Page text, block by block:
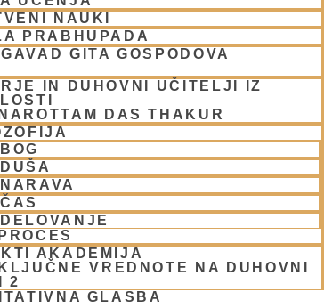
NAUKI
PRABHUPADA
GITA GOSPODOVA
IN DUHOVNI UČITELJI IZ
NAROTTAM DAS THAKUR
BOG
DUŠA
NARAVA
ČAS
DELOVANJE
PROCES
AKADEMIJA
KLJUČNE VREDNOTE NA DUHOVNI
2
GLASBA
Vsa slava Šrila Prabhupadu!
izkušnjo na DUHOVNI UMIK, ki bo
tako da si lahko rezervirate dopust. Več podatkov
duhovni učitelj NM Mahatma prabhu. Redka
– KLIKNI 🙂
X888vW
Pohorje)